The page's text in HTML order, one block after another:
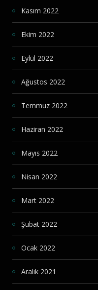
Kasım 2022
Ekim 2022
Eylül 2022
Ağustos 2022
Temmuz 2022
Haziran 2022
Mayıs 2022
Nisan 2022
Mart 2022
Şubat 2022
Ocak 2022
Aralık 2021